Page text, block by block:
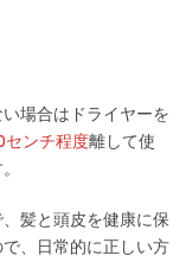
場合はドライヤーを
センチ程度離して使
髪と頭皮を健康に保
で、日常的に正しい方